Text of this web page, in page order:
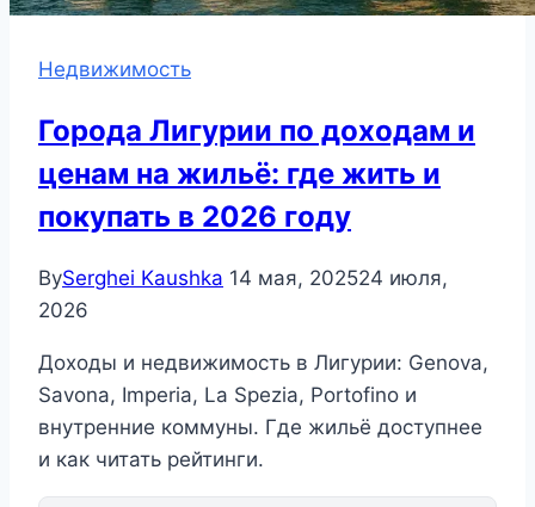
Недвижимость
Города Лигурии по доходам и
ценам на жильё: где жить и
покупать в 2026 году
BySerghei Kaushka 14 мая, 202524 июля,
2026
Доходы и недвижимость в Лигурии: Genova,
Savona, Imperia, La Spezia, Portofino и
внутренние коммуны. Где жильё доступнее
и как читать рейтинги.